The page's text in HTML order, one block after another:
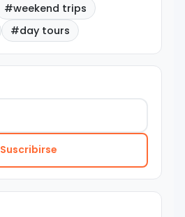
#weekend trips
#day tours
Suscribirse